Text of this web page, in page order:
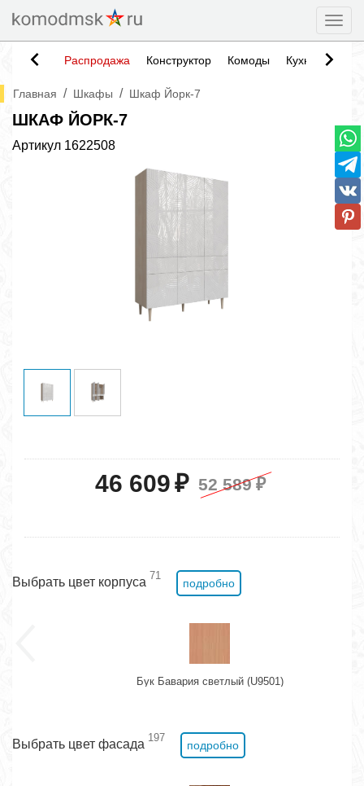
Распродажа Конструктор Комоды Кухни
Главная / Шкафы / Шкаф Йорк-7
ШКАФ ЙОРК-7
Артикул 1622508
46 609₽ 52 589 ₽
Выбрать цвет корпуса 71
подробно
Бук Бавария светлый (U9501)
Выбрать цвет фасада 197
подробно